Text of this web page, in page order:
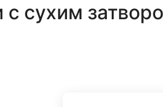
сухим